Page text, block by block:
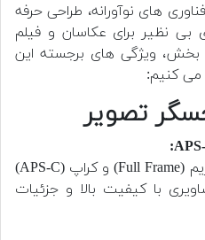
های نوآورانه، طراحی حرفه
بی نظیر برای عکاسان و فیلم
بخش، ویژگی های برجسته این
می کنیم:
کانن از حسگرهای فول فریم (Full Frame) و کراپ (APS-C)
با کیفیت بالا و جزئیات